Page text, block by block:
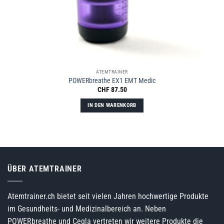
ATEMTRAINER
POWERbreathe EX1 EMT Medic
CHF87.50
IN DEN WARENKORB
ÜBER ATEMTRAINER
Atemtrainer.ch bietet seit vielen Jahren hochwertige Produkte
im Gesundheits- und Medizinalbereich an. Neben
POWERbreathe und Cegla vertreten wir weitere Produkte die